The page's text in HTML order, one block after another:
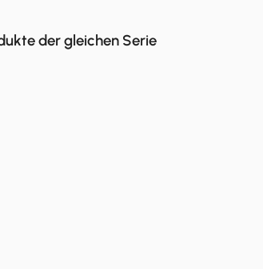
der gleichen Serie